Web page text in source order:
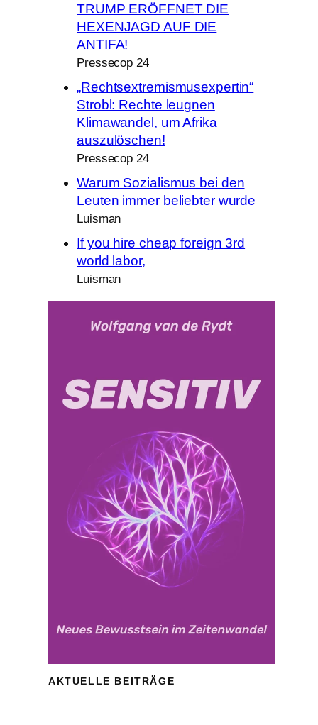
TRUMP ERÖFFNET DIE
HEXENJAGD AUF DIE
ANTIFA!
Pressecop 24
„Rechtsextremismusexpertin“
Strobl: Rechte leugnen
Klimawandel, um Afrika
auszulöschen!
Pressecop 24
Warum Sozialismus bei den
Leuten immer beliebter wurde
Luisman
If you hire cheap foreign 3rd
world labor,
Luisman
AKTUELLE BEITRÄGE